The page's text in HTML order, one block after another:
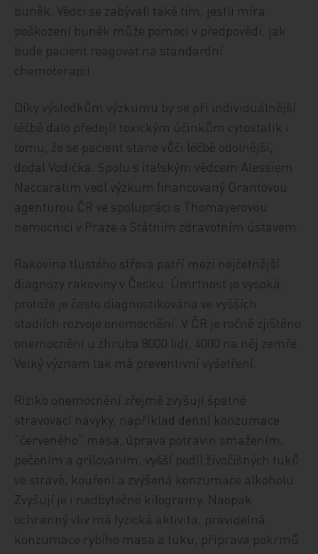
buněk. Vědci se zabývali také tím, jestli míra
poškození buněk může pomoci v předpovědi, jak
bude pacient reagovat na standardní
chemoterapii.
Díky výsledkům výzkumu by se při individuálnější
léčbě dalo předejít toxickým účinkům cytostatik i
tomu, že se pacient stane vůči léčbě odolnější,
dodal Vodička. Spolu s italským vědcem Alessiem
Naccaratim vedl výzkum financovaný Grantovou
agenturou ČR ve spolupráci s Thomayerovou
nemocnicí v Praze a Státním zdravotním ústavem.
Rakovina tlustého střeva patří mezi nejčetnější
diagnózy rakoviny v Česku. Úmrtnost je vysoká,
protože je často diagnostikována ve vyšších
stadiích rozvoje onemocnění. V ČR je ročně zjištěno
onemocnění u zhruba 8000 lidí, 4000 na něj zemře.
Velký význam tak má preventivní vyšetření.
Riziko onemocnění zřejmě zvyšují špatné
stravovací návyky, například denní konzumace
"červeného" masa, úprava potravin smažením,
pečením a grilováním, vyšší podíl živočišných tuků
ve stravě, kouření a zvýšená konzumace alkoholu.
Zvyšují je i nadbytečné kilogramy. Naopak
ochranný vliv má fyzická aktivita, pravidelná
konzumace rybího masa a tuku, příprava pokrmů